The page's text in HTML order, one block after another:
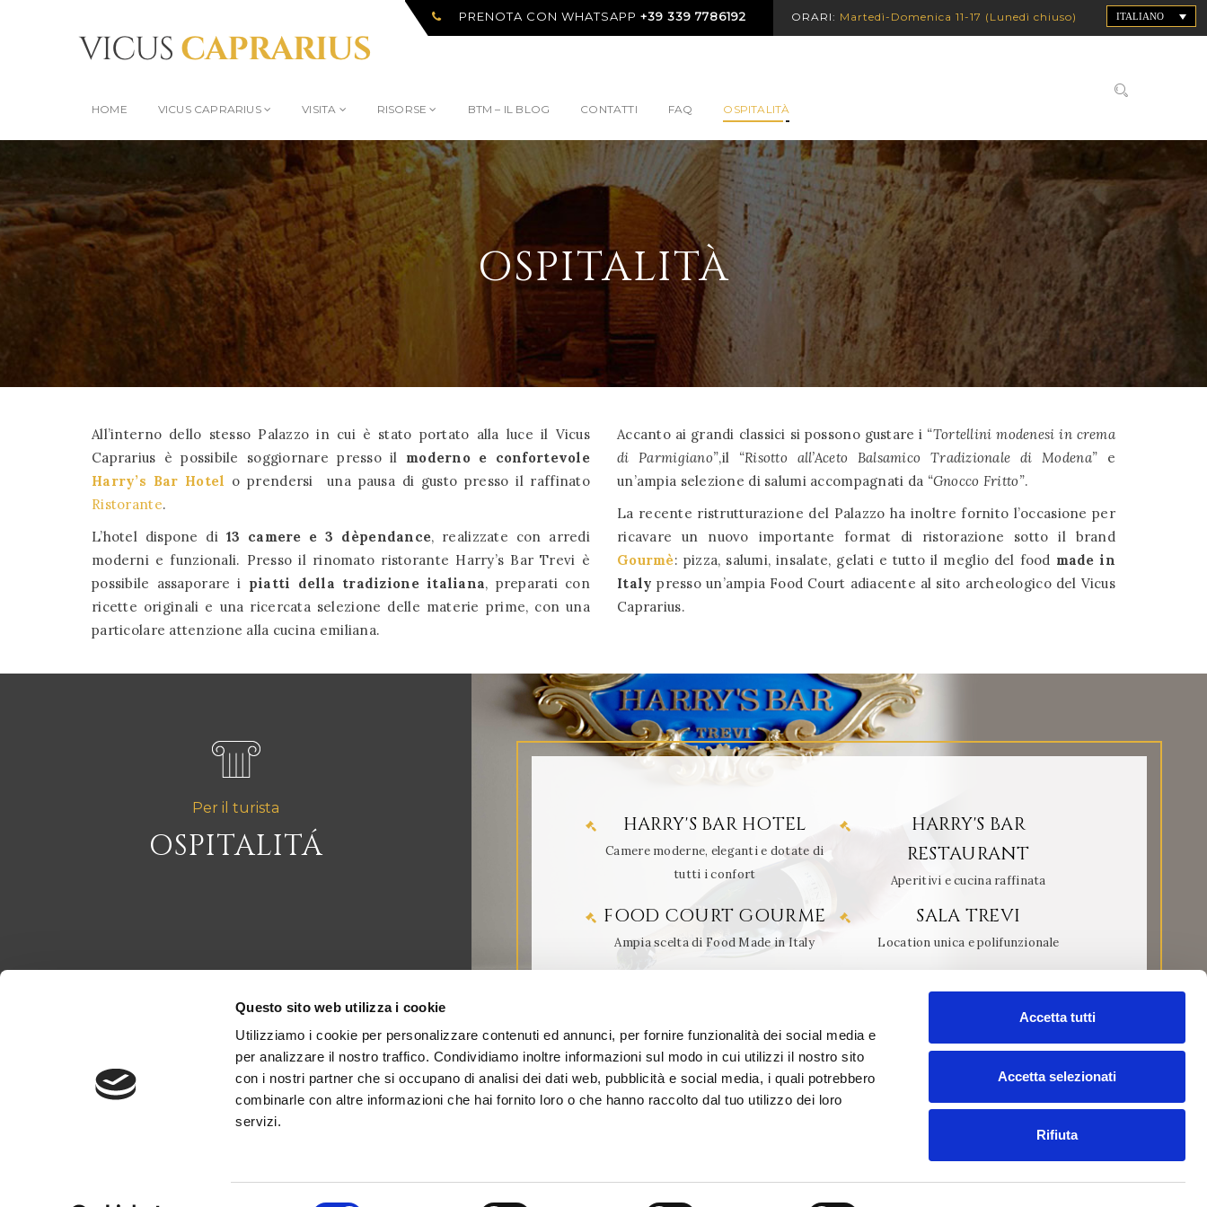
Questo sito web utilizza i cookie
Utilizziamo i cookie per personalizzare contenuti ed annunci, per fornire funzionalità dei social media e
per analizzare il nostro traffico. Condividiamo inoltre informazioni sul modo in cui utilizzi il nostro sito
con i nostri partner che si occupano di analisi dei dati web, pubblicità e social media, i quali potrebbero
combinarle con altre informazioni che hai fornito loro o che hanno raccolto dal tuo utilizzo dei loro
servizi.
Accetta tutti
Accetta selezionati
Rifiuta
ITALIANO
PRENOTA CON WHATSAPP +39 339 7786192 ORARI: Martedì-Domenica 11-17 (Lunedì chiuso)
HOME VICUS CAPRARIUS VISITA RISORSE BTM – IL BLOG CONTATTI FAQ OSPITALITÀ
OSPITALITÀ
All’interno dello stesso Palazzo in cui è stato portato alla luce il Vicus
Caprarius è possibile soggiornare presso il moderno e confortevole
Harry’s Bar Hotel o prendersi una pausa di gusto presso il raffinato
Ristorante.
L’hotel dispone di 13 camere e 3 dèpendance, realizzate con arredi
moderni e funzionali. Presso il rinomato ristorante Harry’s Bar Trevi è
possibile assaporare i piatti della tradizione italiana, preparati con
ricette originali e una ricercata selezione delle materie prime, con una
particolare attenzione alla cucina emiliana.
Accanto ai grandi classici si possono gustare i “Tortellini modenesi in crema
di Parmigiano”,il “Risotto all’Aceto Balsamico Tradizionale di Modena” e
un’ampia selezione di salumi accompagnati da “Gnocco Fritto”.
La recente ristrutturazione del Palazzo ha inoltre fornito l’occasione per
ricavare un nuovo importante format di ristorazione sotto il brand
Gourmè: pizza, salumi, insalate, gelati e tutto il meglio del food made in
Italy presso un’ampia Food Court adiacente al sito archeologico del Vicus
Caprarius.
Per il turista
OSPITALITÁ
HARRY'S BAR HOTEL
Camere moderne, eleganti e dotate di
tutti i confort
HARRY'S BAR
RESTAURANT
Aperitivi e cucina raffinata
FOOD COURT GOURME
Ampia scelta di Food Made in Italy
SALA TREVI
Location unica e polifunzionale